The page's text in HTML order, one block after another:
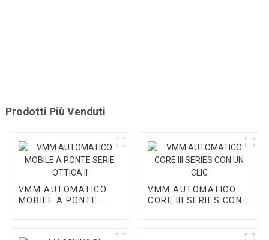
Prodotti Più Venduti
VMM AUTOMATICO
MOBILE A PONTE
VMM AUTOMATICO
CORE III SERIES CON